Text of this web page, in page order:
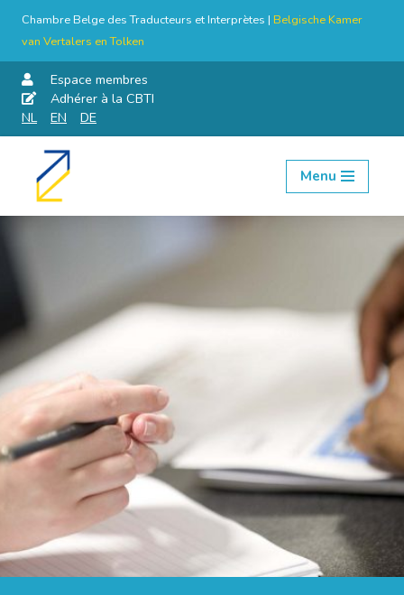
Chambre Belge des Traducteurs et Interprètes | Belgische Kamer
van Vertalers en Tolken
Espace membres
Adhérer à la CBTI
NL
EN DE
Aller
Menu